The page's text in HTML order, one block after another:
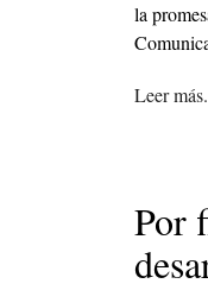
la
Leer más.
Por